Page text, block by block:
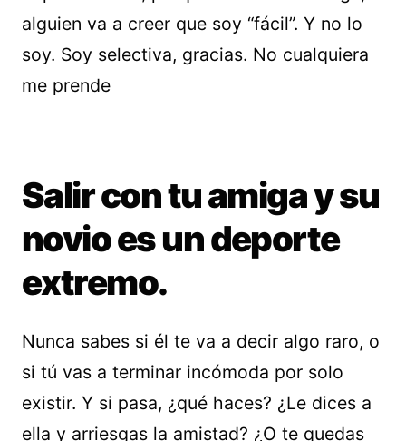
alguien va a creer que soy “fácil”. Y no lo
soy. Soy selectiva, gracias. No cualquiera
me prende
Salir con tu amiga y su
novio es un deporte
extremo.
Nunca sabes si él te va a decir algo raro, o
si tú vas a terminar incómoda por solo
existir. Y si pasa, ¿qué haces? ¿Le dices a
ella y arriesgas la amistad? ¿O te quedas